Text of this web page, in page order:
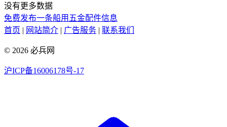
没有更多数据
免费发布一条船用五金配件信息
首页 | 网站简介 | 广告服务 | 联系我们
© 2026 必兵网
沪ICP备16006178号-17